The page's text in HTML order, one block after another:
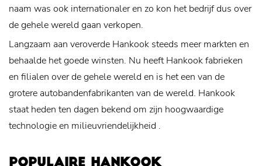
naam was ook internationaler en zo kon het bedrijf dus over
de gehele wereld gaan verkopen.
Langzaam aan veroverde Hankook steeds meer markten en
behaalde het goede winsten. Nu heeft Hankook fabrieken
en filialen over de gehele wereld en is het een van de
grotere autobandenfabrikanten van de wereld. Hankook
staat heden ten dagen bekend om zijn hoogwaardige
technologie en milieuvriendelijkheid .